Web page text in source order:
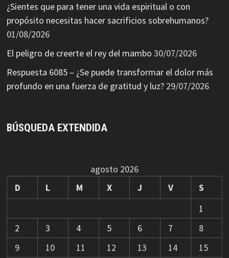
¿Sientes que para tener una vida espiritual o con
propósito necesitas hacer sacrificios sobrehumanos?
01/08/2026
El peligro de creerte el rey del mambo 30/07/2026
Respuesta 6085 – ¿Se puede transformar el dolor más
profundo en una fuerza de gratitud y luz? 29/07/2026
BÚSQUEDA EXTENDIDA
agosto 2026
D
L M X J V
S
1
2
3 4 5 6 7
8
9
10 11 12 13 14
15